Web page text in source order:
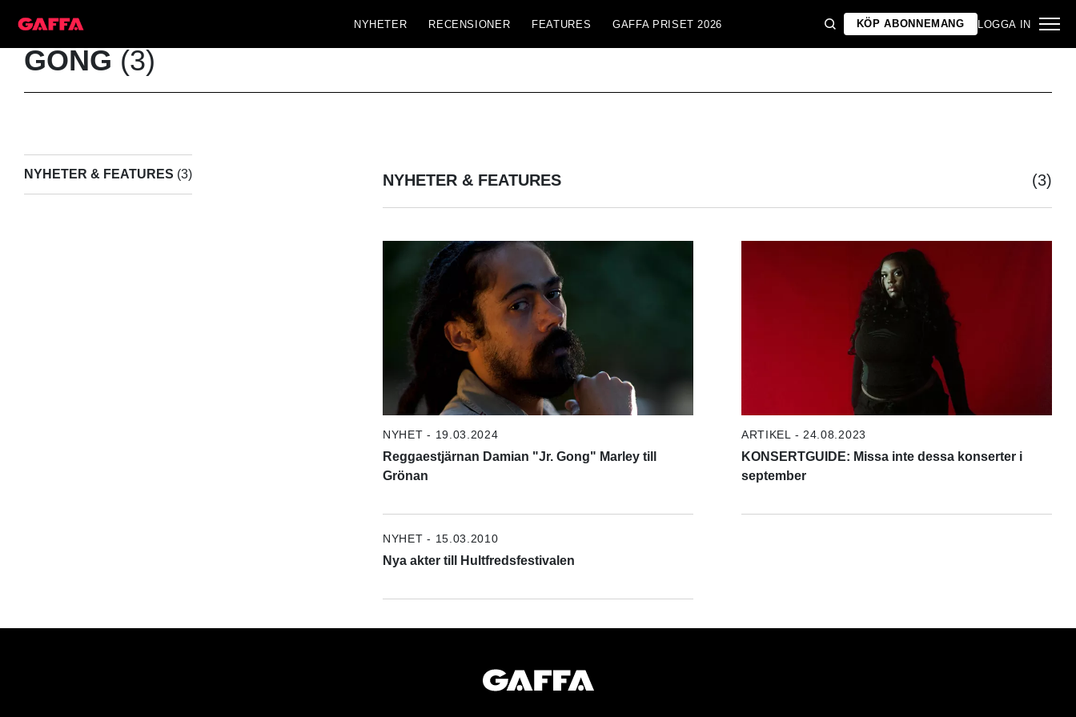
NYHETER RECENSIONER FEATURES GAFFA PRISET 2026 KÖP ABONNEMANG LOGGA IN
GONG (3)
NYHETER & FEATURES (3) NYHETER & FEATURES (3)
NYHET - 19.03.2024
Reggaestjärnan Damian "Jr. Gong" Marley till
Grönan
ARTIKEL - 24.08.2023
KONSERTGUIDE: Missa inte dessa konserter i
september
NYHET - 15.03.2010
Nya akter till Hultfredsfestivalen